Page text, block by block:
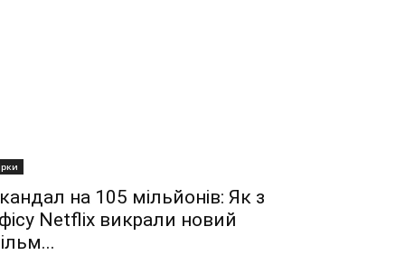
на 105 мільйонів: Як з
Netflix викрали новий